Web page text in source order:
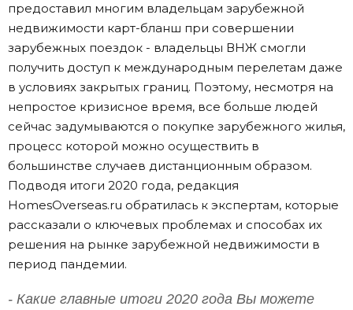
предоставил многим владельцам зарубежной
недвижимости карт-бланш при совершении
зарубежных поездок - владельцы ВНЖ смогли
получить доступ к международным перелетам даже
в условиях закрытых границ. Поэтому, несмотря на
непростое кризисное время, все больше людей
сейчас задумываются о покупке зарубежного жилья,
процесс которой можно осуществить в
большинстве случаев дистанционным образом.
Подводя итоги 2020 года, редакция
HomesOverseas.ru обратилась к экспертам, которые
рассказали о ключевых проблемах и способах их
решения на рынке зарубежной недвижимости в
период пандемии.
- Какие главные итоги 2020 года Вы можете